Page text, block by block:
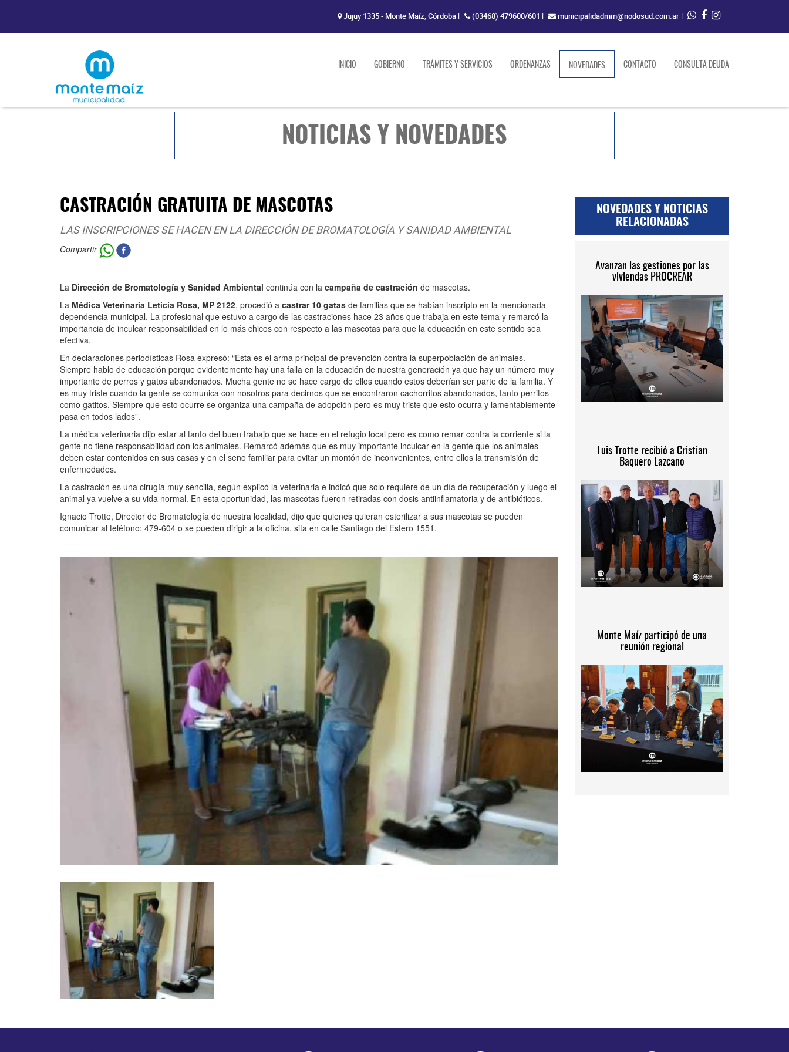
Jujuy 1335 - Monte Maíz, Córdoba | (03468) 479600/601 | municipalidadmm@nodosud.com.ar |
INICIO GOBIERNO TRÁMITES Y SERVICIOS ORDENANZAS NOVEDADES(current)CONTACTO CONSULTA DEUDA
NOTICIAS Y NOVEDADES
CASTRACIÓN GRATUITA DE MASCOTAS
LAS INSCRIPCIONES SE HACEN EN LA DIRECCIÓN DE BROMATOLOGÍA Y SANIDAD AMBIENTAL
Compartir
La Dirección de Bromatología y Sanidad Ambiental continúa con la campaña de castración de mascotas.
La Médica Veterinaria Leticia Rosa, MP 2122, procedió a castrar 10 gatas de familias que se habían inscripto en la mencionada
dependencia municipal. La profesional que estuvo a cargo de las castraciones hace 23 años que trabaja en este tema y remarcó la
importancia de inculcar responsabilidad en lo más chicos con respecto a las mascotas para que la educación en este sentido sea
efectiva.
En declaraciones periodísticas Rosa expresó: “Esta es el arma principal de prevención contra la superpoblación de animales.
Siempre hablo de educación porque evidentemente hay una falla en la educación de nuestra generación ya que hay un número muy
importante de perros y gatos abandonados. Mucha gente no se hace cargo de ellos cuando estos deberían ser parte de la familia. Y
es muy triste cuando la gente se comunica con nosotros para decirnos que se encontraron cachorritos abandonados, tanto perritos
como gatitos. Siempre que esto ocurre se organiza una campaña de adopción pero es muy triste que esto ocurra y lamentablemente
pasa en todos lados”.
La médica veterinaria dijo estar al tanto del buen trabajo que se hace en el refugio local pero es como remar contra la corriente si la
gente no tiene responsabilidad con los animales. Remarcó además que es muy importante inculcar en la gente que los animales
deben estar contenidos en sus casas y en el seno familiar para evitar un montón de inconvenientes, entre ellos la transmisión de
enfermedades.
La castración es una cirugía muy sencilla, según explicó la veterinaria e indicó que solo requiere de un día de recuperación y luego el
animal ya vuelve a su vida normal. En esta oportunidad, las mascotas fueron retiradas con dosis antiinflamatoria y de antibióticos.
Ignacio Trotte, Director de Bromatología de nuestra localidad, dijo que quienes quieran esterilizar a sus mascotas se pueden
comunicar al teléfono: 479-604 o se pueden dirigir a la oficina, sita en calle Santiago del Estero 1551.
NOVEDADES Y NOTICIAS
RELACIONADAS
Avanzan las gestiones por las
viviendas PROCREAR
Luis Trotte recibió a Cristian
Baquero Lazcano
Monte Maíz participó de una
reunión regional